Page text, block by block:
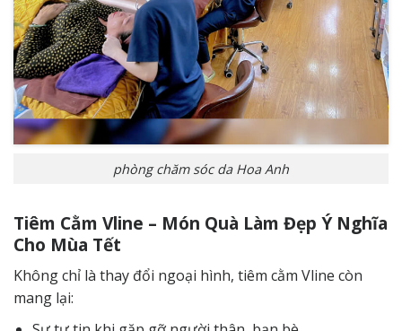
phòng chăm sóc da Hoa Anh
Tiêm Cằm Vline – Món Quà Làm Đẹp Ý Nghĩa
Cho Mùa Tết
Không chỉ là thay đổi ngoại hình, tiêm cằm Vline còn
mang lại: